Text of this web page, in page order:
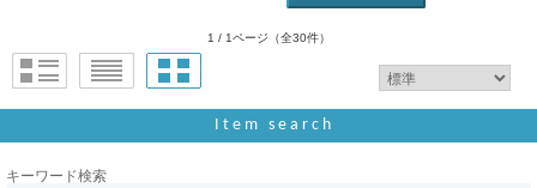
1 / 1ページ （全30件）
Item search
キーワード検索